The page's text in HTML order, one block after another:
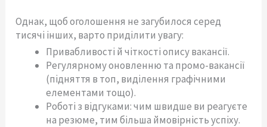
Однак, щоб оголошення не загубилося серед
тисячі інших, варто приділити увагу:
Привабливості й чіткості опису вакансії.
Регулярному оновленню та промо-вакансії
(підняття в топ, виділення графічними
елементами тощо).
Роботі з відгуками: чим швидше ви реагуєте
на резюме, тим більша ймовірність успіху.